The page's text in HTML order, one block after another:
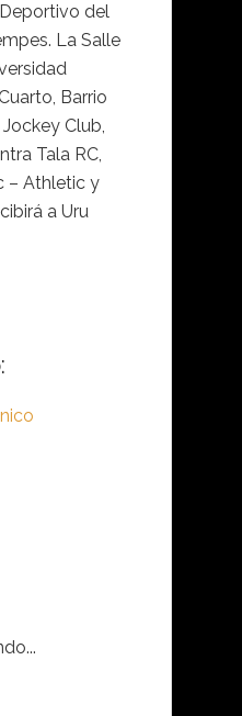
del
La Salle
Barrio
Club,
Tala RC,
– Athletic y
a Uru